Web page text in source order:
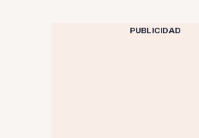
PUBLICIDAD